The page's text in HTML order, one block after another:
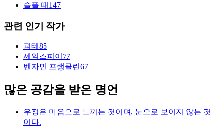
슬플 때 147
관련 인기 작가
괴테 85
셰익스피어 77
벤자민 프랭클린67
많은 공감을 받은 명언
우정은 마음으로 느끼는 것이며, 눈으로 보이지 않는 것
이다.